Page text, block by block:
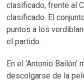
clasificado, frente al
clasificado. El
puntos a los
el partido.
En el ‘Antonio
descolgarse de la